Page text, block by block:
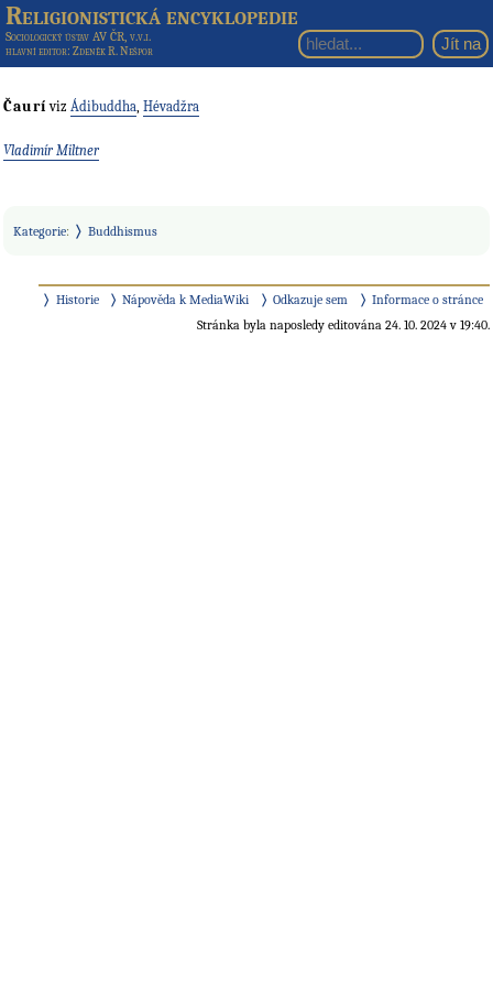
Religionistická encyklopedie
Sociologický ústav AV ČR, v.v.i.
hlavní editor: Zdeněk R. Nešpor
Čaurí viz Ádibuddha, Hévadžra
Vladimír Miltner
Kategorie: Buddhismus
Historie Nápověda k MediaWiki Odkazuje sem
Informace o stránce
Stránka byla naposledy editována 24. 10. 2024 v 19:40.